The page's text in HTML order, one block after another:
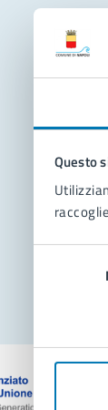
Questo